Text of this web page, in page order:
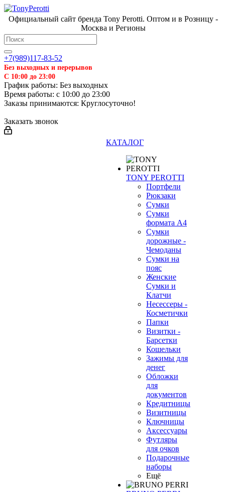
Официальный сайт бренда Tony Perotti. Оптом и в Розницу -
Москва и Регионы
+7(989)117-83-52
Без выходных и перерывов
С 10:00 до 23:00
График работы: Без выходных
Время работы: с 10:00 до 23:00
Заказы принимаются: Круглосуточно!
Заказать звонок
КАТАЛОГ
TONY PEROTTI
Портфели
Рюкзаки
Сумки
Сумки
формата А4
Сумки
дорожные -
Чемоданы
Сумки на
пояс
Женские
Сумки и
Клатчи
Несессеры -
Косметички
Папки
Визитки -
Барсетки
Кошельки
Зажимы для
денег
Обложки
для
документов
Кредитницы
Визитницы
Ключницы
Аксессуары
Футляры
для очков
Подарочные
наборы
Ещё